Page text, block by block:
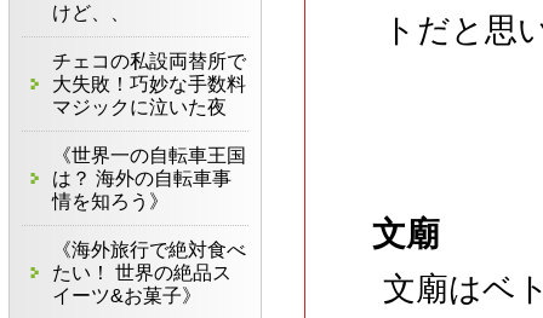
トだと思
文廟
文廟はベ
けど、、
チェコの私設両替所で
大失敗！巧妙な手数料
マジックに泣いた夜
《世界一の自転車王国
は？ 海外の自転車事
情を知ろう》
《海外旅行で絶対食べ
たい！ 世界の絶品ス
イーツ&お菓子》